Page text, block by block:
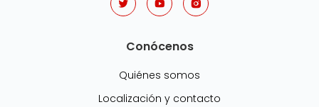
Conócenos
Quiénes somos
Localización y contacto